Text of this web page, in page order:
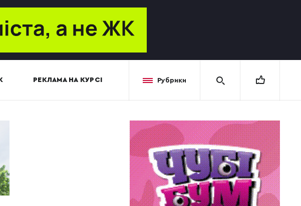
РЕКЛАМА НА КУРСІ Рубрики